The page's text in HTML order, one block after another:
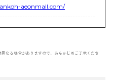
aeonmall.com/
なる場合がありますので、あらかじめご了承くださ